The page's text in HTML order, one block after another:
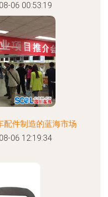
06 00:53:19
配件制造的蓝海市场
06 12:19:34